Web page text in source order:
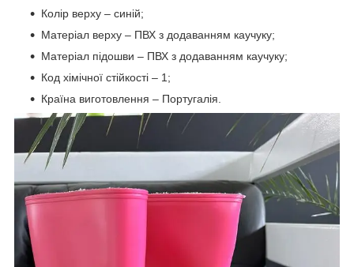
Колір верху – синій;
Матеріал верху – ПВХ з додаванням каучуку;
Матеріал підошви – ПВХ з додаванням каучуку;
Код хімічної стійкості – 1;
Країна виготовлення – Португалія.